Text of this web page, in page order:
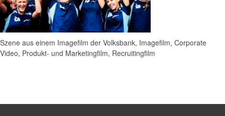
Szene aus einem Imagefilm der Volksbank, Imagefilm, Corporate
Video, Produkt- und Marketingfilm, Recruitingfilm